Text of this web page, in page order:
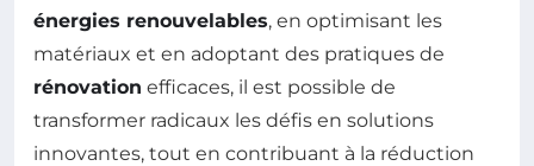
énergies renouvelables, en optimisant les
matériaux et en adoptant des pratiques de
rénovation efficaces, il est possible de
transformer radicaux les défis en solutions
innovantes, tout en contribuant à la réduction